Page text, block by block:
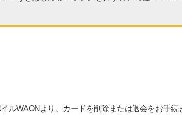
ルWAONより、カードを削除または退会をお手続